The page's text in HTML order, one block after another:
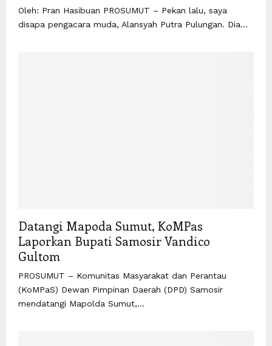
Oleh: Pran Hasibuan PROSUMUT – Pekan lalu, saya
disapa pengacara muda, Alansyah Putra Pulungan. Dia...
Datangi Mapoda Sumut, KoMPas
Laporkan Bupati Samosir Vandico
Gultom
PROSUMUT – Komunitas Masyarakat dan Perantau
(KoMPaS) Dewan Pimpinan Daerah (DPD) Samosir
mendatangi Mapolda Sumut,...